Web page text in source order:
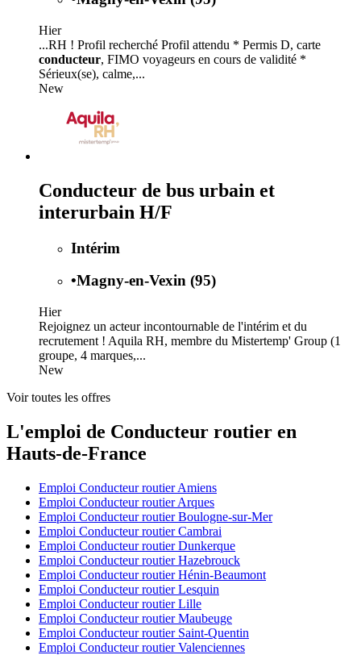
Hier
...RH ! Profil recherché Profil attendu * Permis D, carte
conducteur, FIMO voyageurs en cours de validité *
Sérieux(se), calme,...
New
Conducteur de bus urbain et
interurbain H/F
Intérim
•Magny-en-Vexin (95)
Hier
Rejoignez un acteur incontournable de l'intérim et du
recrutement ! Aquila RH, membre du Mistertemp' Group (1
groupe, 4 marques,...
New
Voir toutes les offres
L'emploi de Conducteur routier en
Hauts-de-France
Emploi Conducteur routier Amiens
Emploi Conducteur routier Arques
Emploi Conducteur routier Boulogne-sur-Mer
Emploi Conducteur routier Cambrai
Emploi Conducteur routier Dunkerque
Emploi Conducteur routier Hazebrouck
Emploi Conducteur routier Hénin-Beaumont
Emploi Conducteur routier Lesquin
Emploi Conducteur routier Lille
Emploi Conducteur routier Maubeuge
Emploi Conducteur routier Saint-Quentin
Emploi Conducteur routier Valenciennes